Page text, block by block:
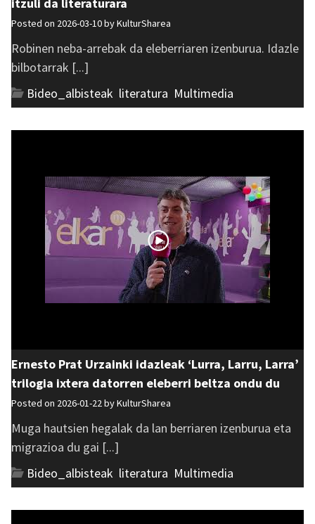
itzuli da literaturara
Posted on 2026-03-10 byKulturSharea
Robinen neba-arrebak da eleberriaren izenburua. Idazle
bilbotarrak [...]
Bideo_albisteak literatura Multimedia
Ernesto Prat Urzainki idazleak ‘Lurra, Larru, Larra’
trilogia ixtera datorren eleberri beltza ondu du
Posted on 2026-01-22 byKulturSharea
Muga hautsien hegalak da lan berriaren izenburua eta
migrazioa du gai [...]
Bideo_albisteak literatura Multimedia